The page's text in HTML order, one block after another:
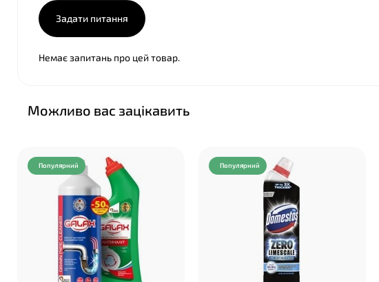
Задати питання
Немає запитань про цей товар.
Можливо вас зацікавить
Популярний Популярний